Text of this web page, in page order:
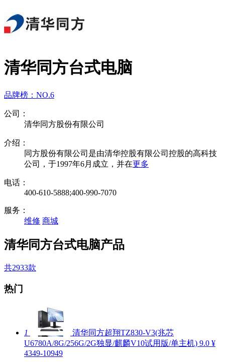
清华同方台式电脑
品牌榜： NO.6
公司：
清华同方股份有限公司
介绍：
同方股份有限公司是由清华控股有限公司控股的高科技
公司，于1997年6月成立，并在更多
电话：
400-610-5888;400-990-7070
服务：
维修 商城
清华同方台式电脑产品
共2933款
热门
1
清华同方超翔TZ830-V3(兆芯
U6780A/8G/256G/2G独显/麒麟V10试用版/单主机) 9.0 ¥
4349-10949